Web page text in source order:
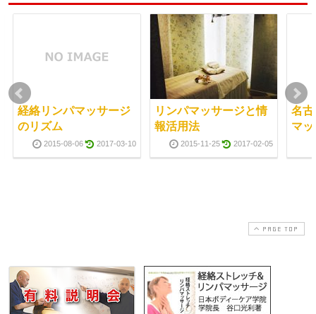
経絡リンパマッサージ
のリズム
2015-08-06 2017-03-10
リンパマッサージと情
報活用法
2015-11-25 2017-02-05
名
マ
PAGE TOP